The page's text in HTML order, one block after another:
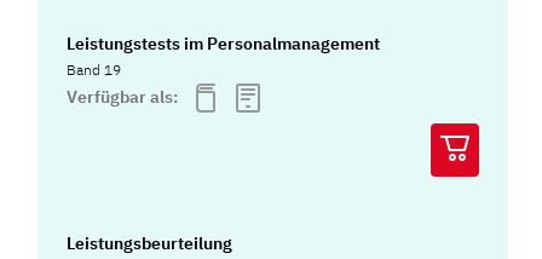
Leistungstests im Personalmanagement
Band 19
Verfügbar als:
Leistungsbeurteilung